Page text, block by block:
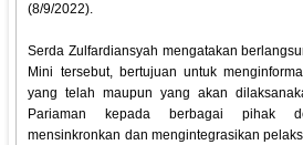
(8/9/2022).
Serda Zulfardiansyah mengatakan
Mini tersebut, bertujuan untuk
yang telah maupun yang akan
Pariaman kepada berbagai pihak
mensinkronkan dan mengintegrasikan